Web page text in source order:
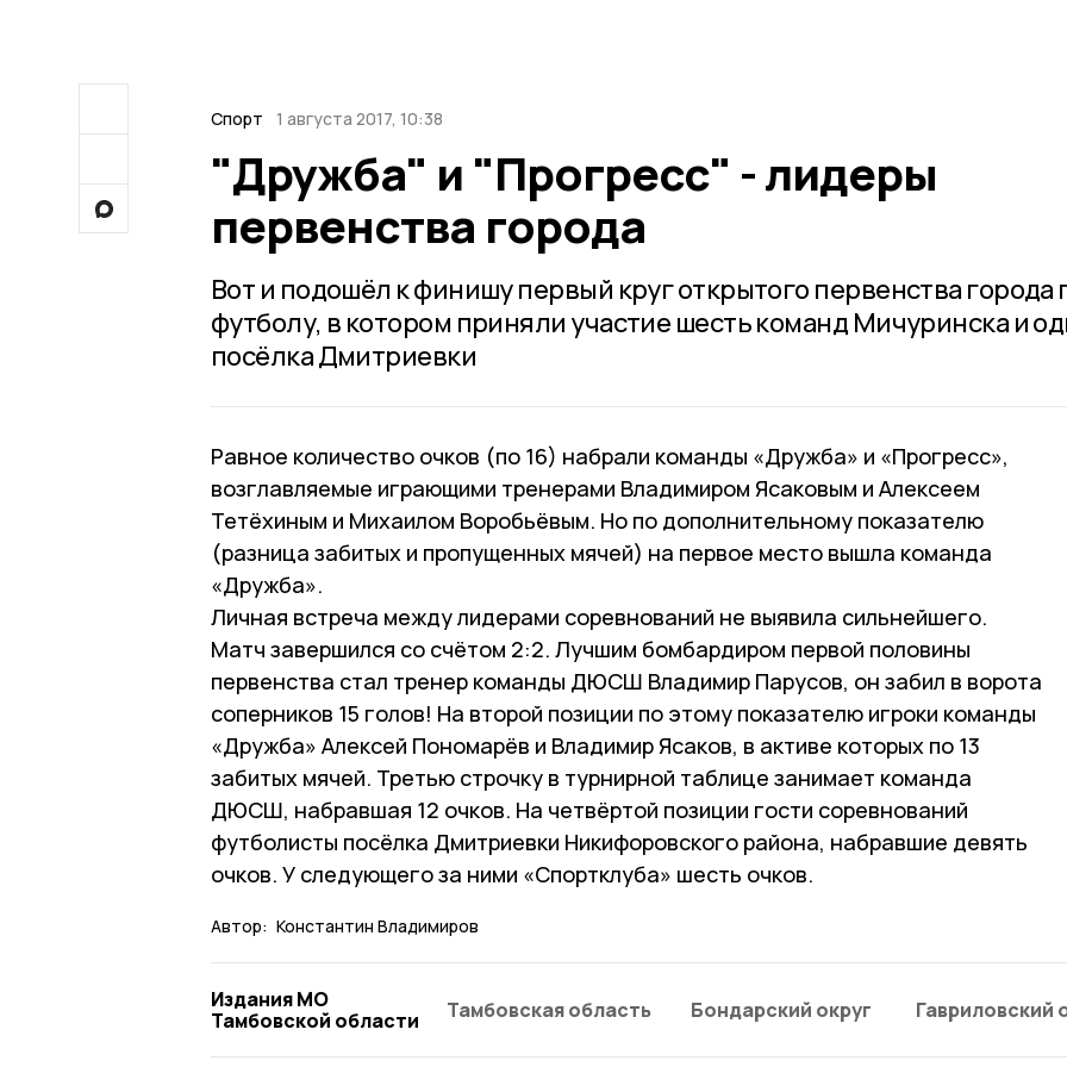
Спорт 1 августа 2017, 10:38
"Дружба" и "Прогресс" - лидеры
первенства города
Вот и подошёл к финишу первый круг открытого первенства города
футболу, в котором приняли участие шесть команд Мичуринска и
посёлка Дмитриевки
Равное количество очков (по 16) набрали команды «Дружба» и «Прогресс»,
возглавляемые играющими тренерами Владимиром Ясаковым и Алексеем
Тетёхиным и Михаилом Воробьёвым. Но по дополнительному показателю
(разница забитых и пропущенных мячей) на первое место вышла команда
«Дружба».
Личная встреча между лидерами соревнований не выявила сильнейшего.
Матч завершился со счётом 2:2. Лучшим бомбардиром первой половины
первенства стал тренер команды ДЮСШ Владимир Парусов, он забил в ворота
соперников 15 голов! На второй позиции по этому показателю игроки команды
«Дружба» Алексей Пономарёв и Владимир Ясаков, в активе которых по 13
забитых мячей. Третью строчку в турнирной таблице занимает команда
ДЮСШ, набравшая 12 очков. На четвёртой позиции гости соревнований
футболисты посёлка Дмитриевки Никифоровского района, набравшие девять
очков. У следующего за ними «Спортклуба» шесть очков.
Автор: Константин Владимиров
Издания МО
Тамбовской области
Тамбовская область Бондарский округ Гавриловский